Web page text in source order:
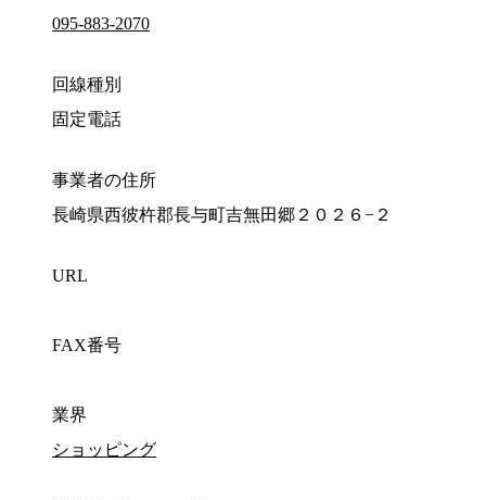
095-883-2070
回線種別
固定電話
事業者の住所
長崎県西彼杵郡長与町吉無田郷２０２６−２
URL
FAX番号
業界
ショッピング